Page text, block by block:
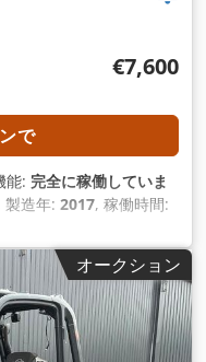
€7,600
で
能: 完全に稼働していま
製造年: 2017, 稼働時間:
ム）
式:シンプレックス, 建
オークション